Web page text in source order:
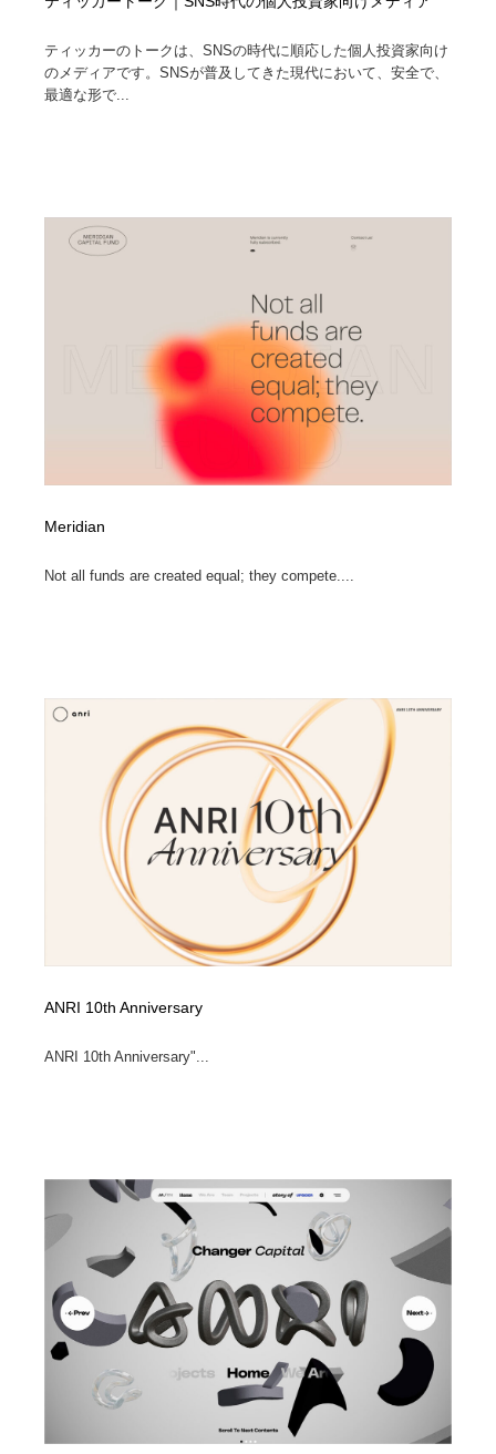
ティッカーのトークは、SNSの時代に順応した個人投資家向け
のメディアです。SNSが普及してきた現代において、安全で、
最適な形で...
Meridian
Not all funds are created equal; they compete....
ANRI 10th Anniversary
ANRI 10th Anniversary"...